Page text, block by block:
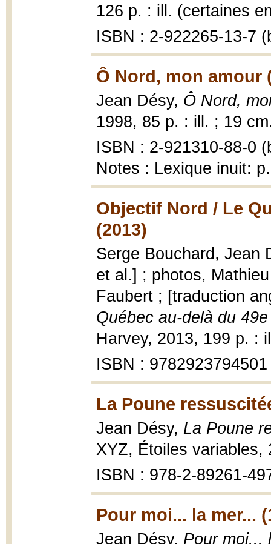
126 p. : ill. (certaines
ISBN : 2-922265-13-7
Ô Nord, mon amour
Jean Désy, Ô Nord,
1998, 85 p. : ill. ; 19
ISBN : 2-921310-88-0
Notes : Lexique inuit:
Objectif Nord / Le
(2013)
Serge Bouchard, Jean
et al.] ; photos,
Faubert ; [traduction
Québec au-delà du
Harvey, 2013, 199 p. :
ISBN : 9782923794501
La Poune
Jean Désy, La Poune
XYZ, Étoiles variables,
ISBN : 978-2-89261-
Pour moi... la mer...
Jean Désy, Pour moi...